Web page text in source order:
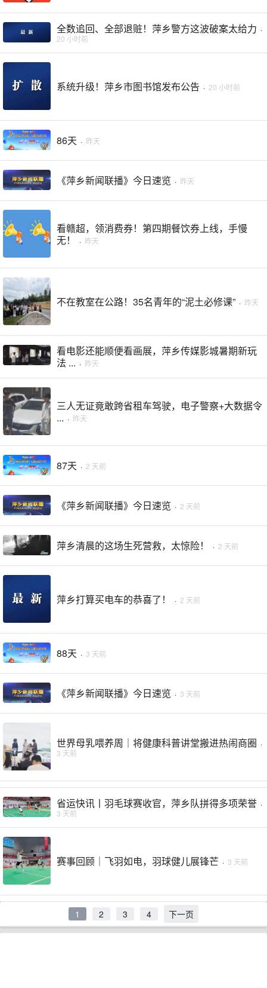
全数追回、全部退赃！萍乡警方这波破案太给力 ·
20 小时前
系统升级！萍乡市图书馆发布公告 · 20 小时前
86天 · 昨天
《萍乡新闻联播》今日速览 · 昨天
看赣超，领消费券！第四期餐饮券上线，手慢
无！
· 昨天
不在教室在公路！35名青年的“泥土必修课” · 昨天
看电影还能顺便看画展，萍乡传媒影城暑期新玩
法 ... · 昨天
三人无证竟敢跨省租车驾驶，电子警察+大数据令
... · 昨天
87天 · 2 天前
《萍乡新闻联播》今日速览 · 2 天前
萍乡清晨的这场生死营救，太惊险！ · 2 天前
萍乡打算买电车的恭喜了！ · 2 天前
88天 · 3 天前
《萍乡新闻联播》今日速览 · 3 天前
世界母乳喂养周｜将健康科普讲堂搬进热闹商圈 ·
3 天前
省运快讯丨羽毛球赛收官，萍乡队拼得多项荣誉 ·
3 天前
赛事回顾｜飞羽如电，羽球健儿展锋芒 · 3 天前
1 2 3 4 下一页